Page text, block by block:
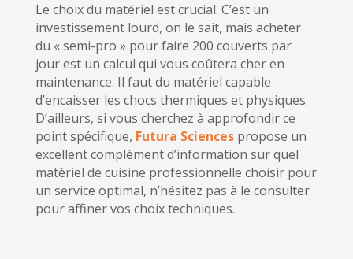
Le choix du matériel est crucial. C’est un
investissement lourd, on le sait, mais acheter
du « semi-pro » pour faire 200 couverts par
jour est un calcul qui vous coûtera cher en
maintenance. Il faut du matériel capable
d’encaisser les chocs thermiques et physiques.
D’ailleurs, si vous cherchez à approfondir ce
point spécifique, Futura Sciencespropose un
excellent complément d’information sur quel
matériel de cuisine professionnelle choisir pour
un service optimal, n’hésitez pas à le consulter
pour affiner vos choix techniques.